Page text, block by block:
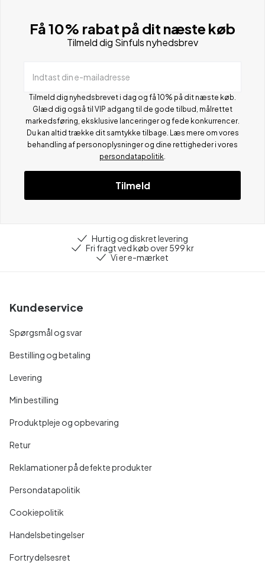
Få 10% rabat på dit næste køb
Tilmeld dig Sinfuls nyhedsbrev
Indtast din e-mailadresse
Tilmeld dig nyhedsbrevet i dag og få 10% på dit næste køb.
Glæd dig også til VIP adgang til de gode tilbud, målrettet
markedsføring, eksklusive lanceringer og fede konkurrencer.
Du kan altid trække dit samtykke tilbage. Læs mere om vores
behandling af personoplysninger og dine rettigheder i vores
persondatapolitik
Tilmeld
Hurtig og diskret levering
Fri fragt ved køb over 599 kr
Vi er e-mærket
Kundeservice
Spørgsmål og svar
Bestilling og betaling
Levering
Min bestilling
Produktpleje og opbevaring
Retur
Reklamationer på defekte produkter
Persondatapolitik
Cookiepolitik
Handelsbetingelser
Fortrydelsesret